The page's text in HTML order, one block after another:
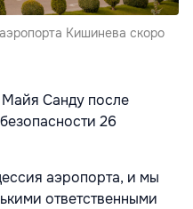
Кишинева скоро
Санду после
26
аэропорта, и мы
ответственными